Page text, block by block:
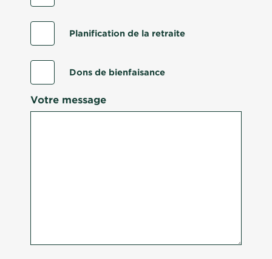
Planification de la retraite
Dons de bienfaisance
Votre message